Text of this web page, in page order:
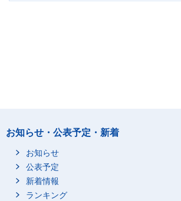
お知らせ・公表予定・新着
お知らせ
公表予定
新着情報
ランキング